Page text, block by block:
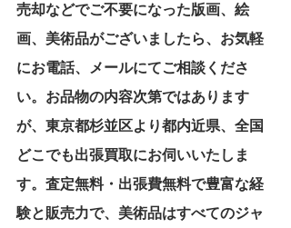
売却などでご不要になった版画、絵
画、美術品がございましたら、お気軽
にお電話、メールにてご相談くださ
い。お品物の内容次第ではあります
が、東京都杉並区より都内近県、全国
どこでも出張買取にお伺いいたしま
す。査定無料・出張費無料で豊富な経
験と販売力で、美術品はすべてのジャ